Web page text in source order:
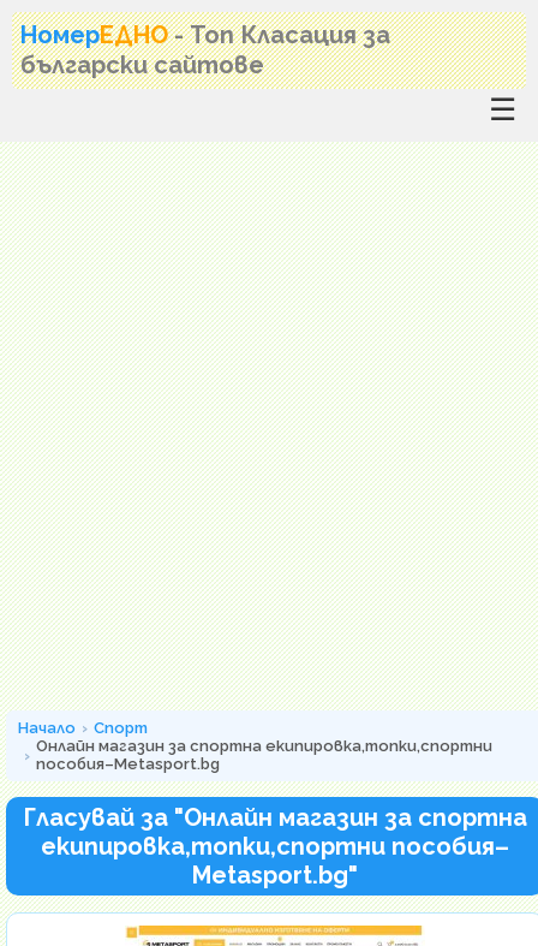
НомерЕДНО - Топ Класация за
български сайтове
☰
Начало
Спорт
Онлайн магазин за спортна екипировка,топки,спортни
пособия–Metasport.bg
Гласувай за "Онлайн магазин за спортна
екипировка,топки,спортни пособия–
Metasport.bg"